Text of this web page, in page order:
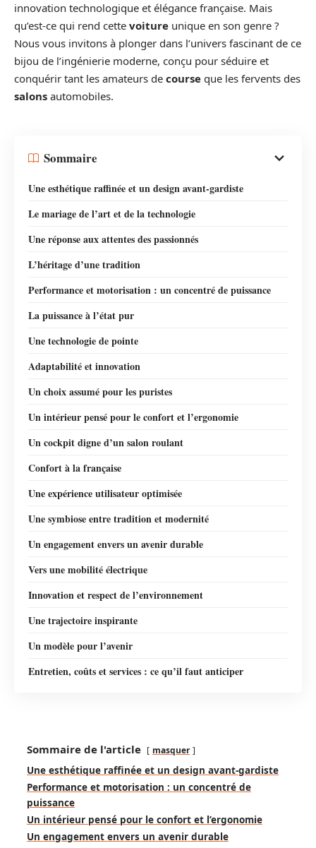
innovation technologique et élégance française. Mais
qu’est-ce qui rend cette voiture unique en son genre ?
Nous vous invitons à plonger dans l’univers fascinant de ce
bijou de l’ingénierie moderne, conçu pour séduire et
conquérir tant les amateurs de course que les fervents des
salons automobiles.
Sommaire
Une esthétique raffinée et un design avant-gardiste
Le mariage de l’art et de la technologie
Une réponse aux attentes des passionnés
L’héritage d’une tradition
Performance et motorisation : un concentré de puissance
La puissance à l’état pur
Une technologie de pointe
Adaptabilité et innovation
Un choix assumé pour les puristes
Un intérieur pensé pour le confort et l’ergonomie
Un cockpit digne d’un salon roulant
Confort à la française
Une expérience utilisateur optimisée
Une symbiose entre tradition et modernité
Un engagement envers un avenir durable
Vers une mobilité électrique
Innovation et respect de l’environnement
Une trajectoire inspirante
Un modèle pour l’avenir
Entretien, coûts et services : ce qu’il faut anticiper
Sommaire de l'article masquer
Une esthétique raffinée et un design avant-gardiste
Performance et motorisation : un concentré de
puissance
Un intérieur pensé pour le confort et l’ergonomie
Un engagement envers un avenir durable